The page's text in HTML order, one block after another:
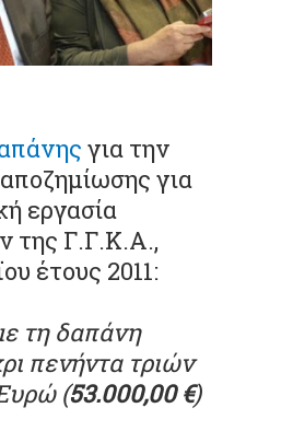
για την
για
εργασία
της Γ.Γ.Κ.Α.,
έτους 2011:
τη δαπάνη
πενήντα τριών
(53.000,00 €)